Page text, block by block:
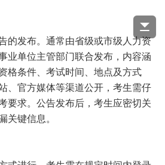
的发布。通常由省级或市级人力资
业单位主管部门联合发布，内容涵
格条件、考试时间、地点及方式
、官方媒体等渠道公开，考生需仔
要求。公告发布后，考生应密切关
关键信息。